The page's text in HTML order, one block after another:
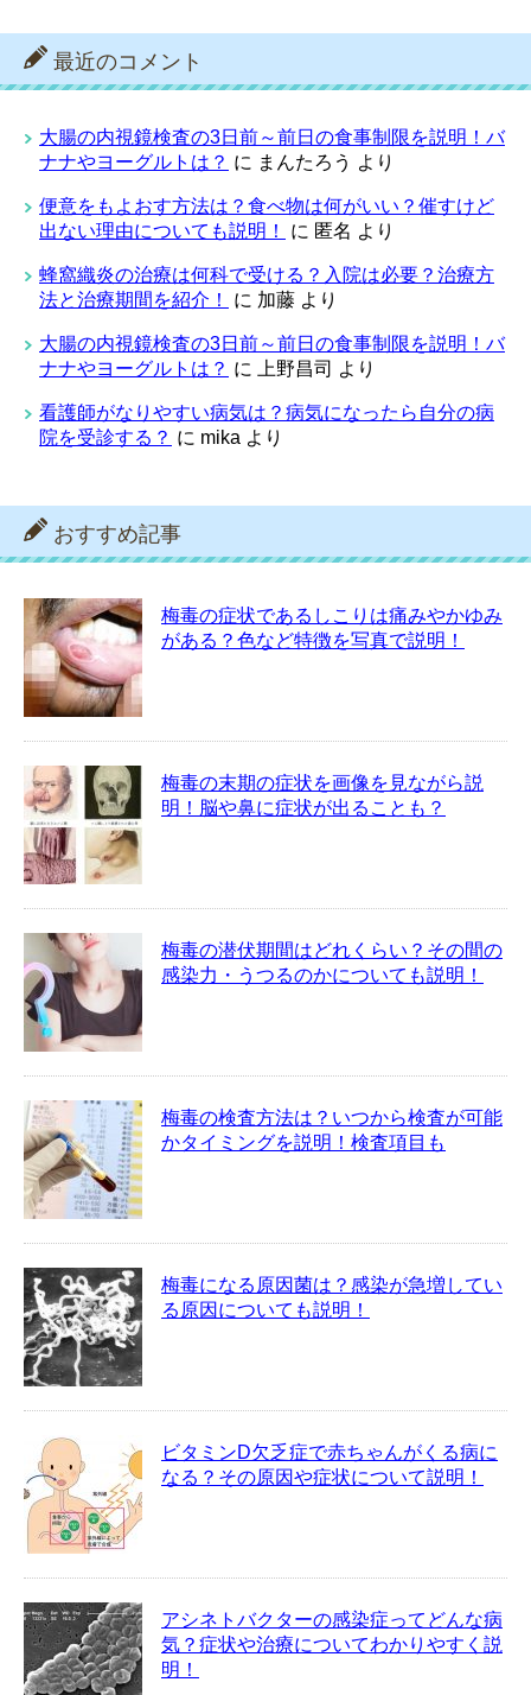
最近のコメント
大腸の内視鏡検査の3日前～前日の食事制限を説明！バ
ナナやヨーグルトは？ に まんたろう より
便意をもよおす方法は？食べ物は何がいい？催すけど
出ない理由についても説明！
に 匿名 より
蜂窩織炎の治療は何科で受ける？入院は必要？治療方
法と治療期間を紹介！
に 加藤 より
大腸の内視鏡検査の3日前～前日の食事制限を説明！バ
ナナやヨーグルトは？ に 上野昌司 より
看護師がなりやすい病気は？病気になったら自分の病
院を受診する？ に mika より
おすすめ記事
梅毒の症状であるしこりは痛みやかゆみ
がある？色など特徴を写真で説明！
梅毒の末期の症状を画像を見ながら説
明！脳や鼻に症状が出ることも？
梅毒の潜伏期間はどれくらい？その間の
感染力・うつるのかについても説明！
梅毒の検査方法は？いつから検査が可能
かタイミングを説明！検査項目も
梅毒になる原因菌は？感染が急増してい
る原因についても説明！
ビタミンD欠乏症で赤ちゃんがくる病に
なる？その原因や症状について説明！
アシネトバクターの感染症ってどんな病
気？症状や治療についてわかりやすく説
明！